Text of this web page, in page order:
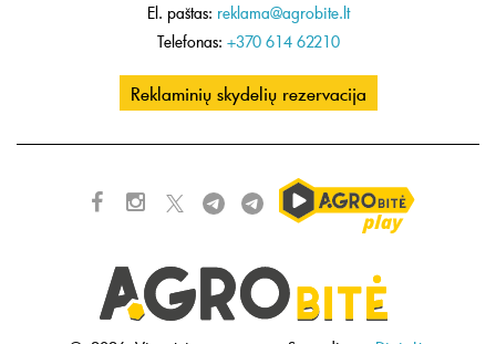
El. paštas: reklama@agrobite.lt
Telefonas: +370 614 62210
Reklaminių skydelių rezervacija